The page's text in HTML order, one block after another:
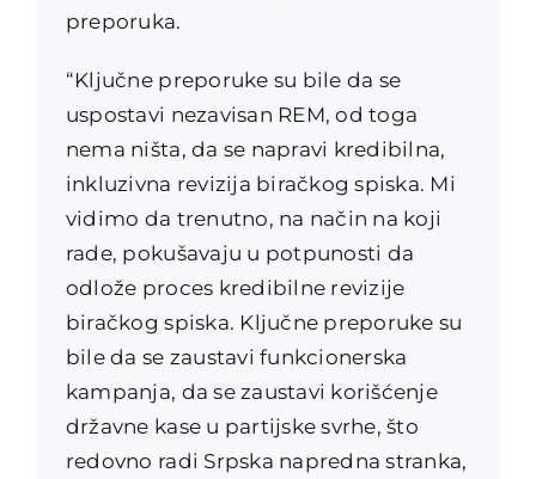
preporuka.
“Ključne preporuke su bile da se
uspostavi nezavisan REM, od toga
nema ništa, da se napravi kredibilna,
inkluzivna revizija biračkog spiska. Mi
vidimo da trenutno, na način na koji
rade, pokušavaju u potpunosti da
odlože proces kredibilne revizije
biračkog spiska. Ključne preporuke su
bile da se zaustavi funkcionerska
kampanja, da se zaustavi korišćenje
državne kase u partijske svrhe, što
redovno radi Srpska napredna stranka,